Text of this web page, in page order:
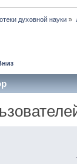
духовной науки »